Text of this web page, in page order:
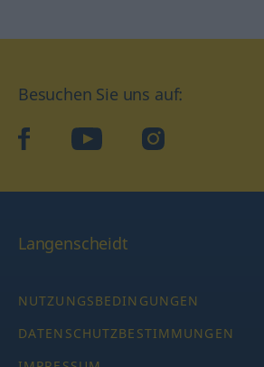
Besuchen Sie uns auf:
facebookYouTube Instagram
Langenscheidt
NUTZUNGSBEDINGUNGEN
DATENSCHUTZBESTIMMUNGEN